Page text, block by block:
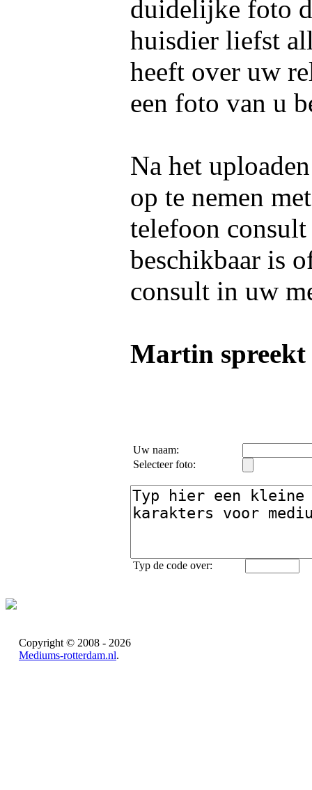
duidelijke foto
huisdier liefst
heeft over uw
een foto van u
Na het
op te nemen
telefoon
beschikbaar is
consult in uw
Martin spreekt
Uw naam:
Selecteer foto:
Typ de code over:
Copyright © 2008 - 2026
Mediums-rotterdam.nl.